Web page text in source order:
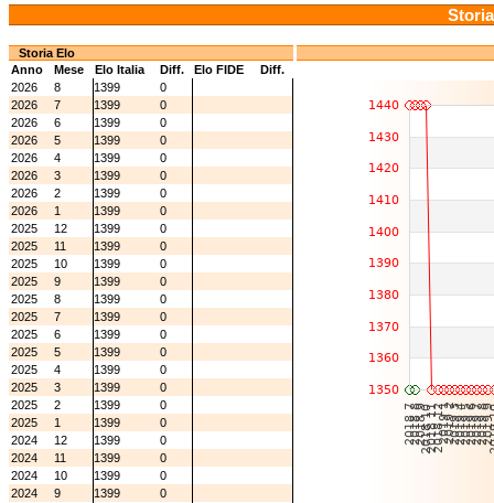
Storia Elo
Anno
Mese Elo Italia Diff. Elo FIDE
Diff.
2026
8 1399
0
2026
7 1399
0
2026
6 1399
0
2026
5 1399
0
2026
4 1399
0
2026
3 1399
0
2026
2 1399
0
2026
1 1399
0
2025
12 1399
0
2025
11 1399
0
2025
10 1399
0
2025
9 1399
0
2025
8 1399
0
2025
7 1399
0
2025
6 1399
0
2025
5 1399
0
2025
4 1399
0
2025
3 1399
0
2025
2 1399
0
2025
1 1399
0
2024
12 1399
0
2024
11 1399
0
2024
10 1399
0
2024
9 1399
0